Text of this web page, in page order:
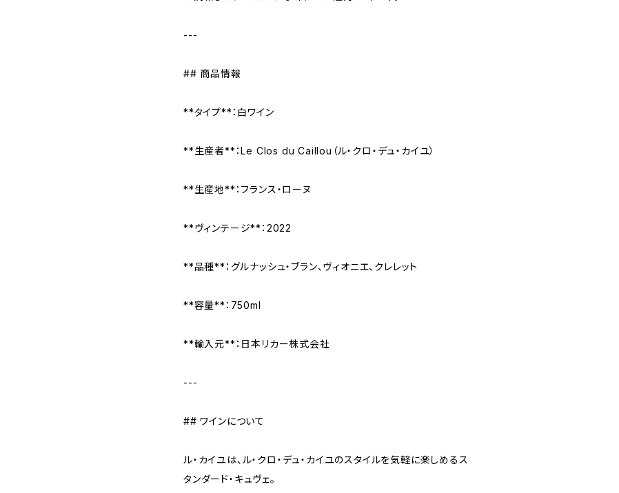
---
## 商品情報
**タイプ**：白ワイン
**生産者**：Le Clos du Caillou（ル・クロ・デュ・カイユ）
**生産地**：フランス・ローヌ
**ヴィンテージ**：2022
**品種**：グルナッシュ・ブラン、ヴィオニエ、クレレット
**容量**：750ml
**輸入元**：日本リカー株式会社
---
## ワインについて
ル・カイユは、ル・クロ・デュ・カイユのスタイルを気軽に楽しめるス
タンダード・キュヴェ。